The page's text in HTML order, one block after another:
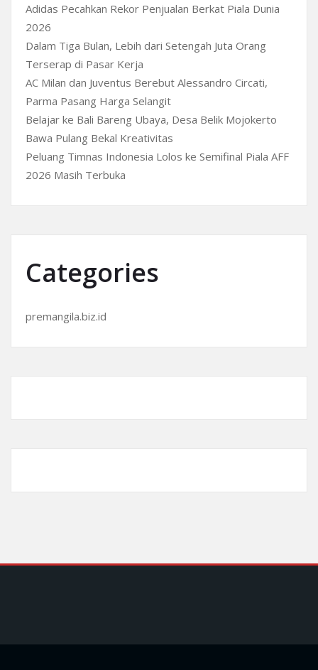
Adidas Pecahkan Rekor Penjualan Berkat Piala Dunia
2026
Dalam Tiga Bulan, Lebih dari Setengah Juta Orang
Terserap di Pasar Kerja
AC Milan dan Juventus Berebut Alessandro Circati,
Parma Pasang Harga Selangit
Belajar ke Bali Bareng Ubaya, Desa Belik Mojokerto
Bawa Pulang Bekal Kreativitas
Peluang Timnas Indonesia Lolos ke Semifinal Piala AFF
2026 Masih Terbuka
Categories
premangila.biz.id